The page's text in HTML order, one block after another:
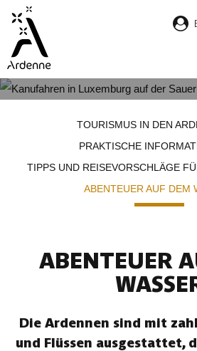
Direkt
zum
Inhalt
TOURISMUS IN DEN
PRAKTISCHE
TIPPS UND REISEVORSCHLÄGE
ABENTEUER AUF DEM
ABENTEUER
Die Ardennen sind mit
und Flüssen ausgestattet,